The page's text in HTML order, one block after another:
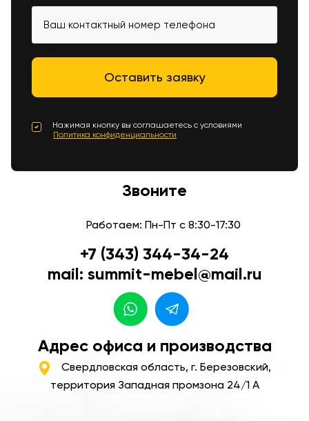
Нажимая кнопку вы соглашаетесь с условиями
Политика конфиденциальности
Звоните
Работаем: Пн-Пт с 8:30-17:30
+7 (343) 344-34-24
mail: summit-mebel@mail.ru
Адрес офиса и производства
Свердловская область, г. Березовский,
территория Западная промзона 24/1 А